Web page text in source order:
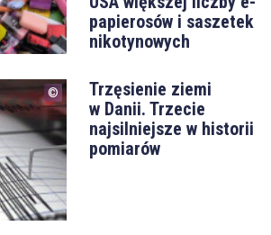
papierosów i saszetek
nikotynowych
Trzęsienie ziemi
w Danii. Trzecie
najsilniejsze w historii
pomiarów